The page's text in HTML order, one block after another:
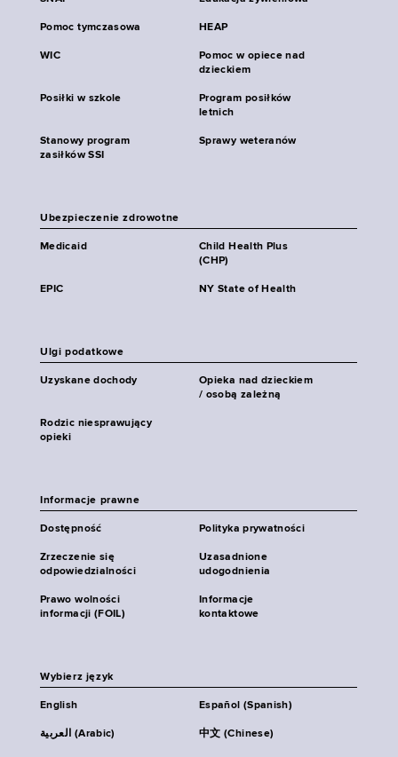
Pomoc tymczasowa HEAP
WIC
Pomoc w opiece nad
dzieckiem
Posiłki w szkole
Program posiłków
letnich
Stanowy program
zasiłków SSI
Sprawy weteranów
Ubezpieczenie zdrowotne
Medicaid
Child Health Plus
(CHP)
EPIC NY State of Health
Ulgi podatkowe
Uzyskane dochody
Opieka nad dzieckiem
/ osobą zależną
Rodzic niesprawujący
opieki
Informacje prawne
Dostępność Polityka prywatności
Zrzeczenie się
odpowiedzialności
Uzasadnione
udogodnienia
Prawo wolności
informacji (FOIL)
Informacje
kontaktowe
Wybierz język
English Español (Spanish)
العربية (Arabic) 中文 (Chinese)